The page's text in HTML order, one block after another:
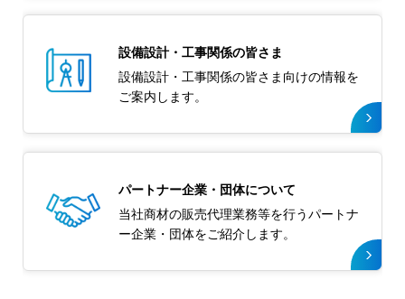
設備設計・工事関係の皆さま
設備設計・工事関係の皆さま向けの情報を
ご案内します。
パートナー企業・団体について
当社商材の販売代理業務等を行うパートナ
ー企業・団体をご紹介します。